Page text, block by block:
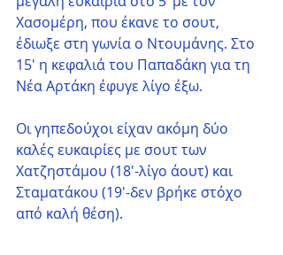
Χασομέρη, που έκανε το σουτ,
έδιωξε στη γωνία ο Ντουμάνης. Στο
15′ η κεφαλιά του Παπαδάκη για τη
Νέα Αρτάκη έφυγε λίγο έξω.
Οι γηπεδούχοι είχαν ακόμη δύο
καλές ευκαιρίες με σουτ των
Χατζηστάμου (18′-λίγο άουτ) και
Σταματάκου (19′-δεν βρήκε στόχο
από καλή θέση).